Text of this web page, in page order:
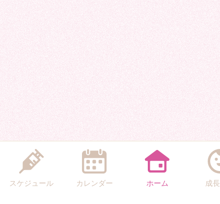
スケジュール カレンダー ホーム 成